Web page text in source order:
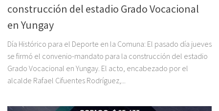
construcción del estadio Grado Vocacional
en Yungay
Día Histórico para el Deporte en la Comuna: El pasado día jueves
se firmó el convenio-mandato para la construcción del estadio
Grado Vocacional en Yungay. El acto, encabezado por el
alcalde Rafael Cifuentes Rodríguez,...